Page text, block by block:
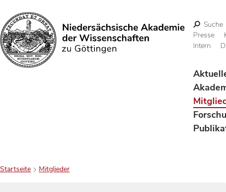
Suchen
Suche
Presse
Intern
Startseite Mitglieder